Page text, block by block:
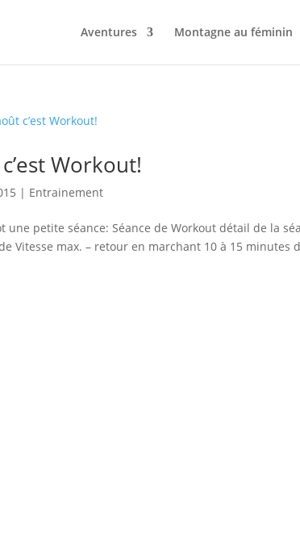
Aventures Montagne au féminin
Workout!
| Entrainement
petite séance: Séance de Workout détail de la
Vitesse max. – retour en marchant 10 à 15 minutes